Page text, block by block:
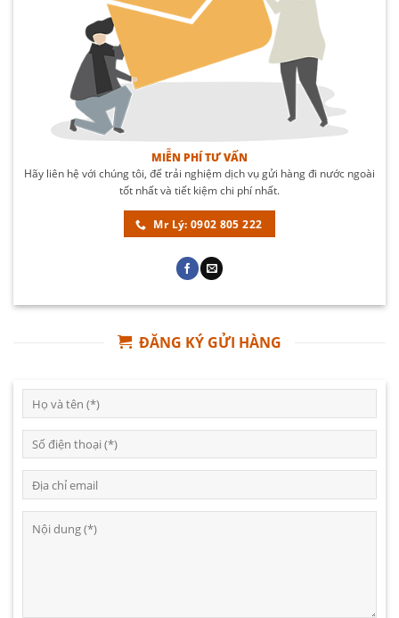
MIỄN PHÍ TƯ VẤN
Hãy liên hệ với chúng tôi, để trải nghiệm dịch vụ gửi hàng đi nước ngoài
tốt nhất và tiết kiệm chi phí nhất.
Mr Lý: 0902 805 222
ĐĂNG KÝ GỬI HÀNG